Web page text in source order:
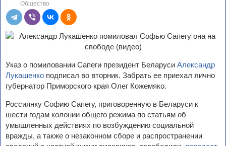
Общество
Указ о помиловании Сапеги президент Беларуси Александр
Лукашенко подписал во вторник. Забрать ее приехал лично
губернатор Приморского края Олег Кожемяко.
Россиянку Софию Сапегу, приговоренную в Беларуси к
шести годам колонии общего режима по статьям об
умышленных действиях по возбуждению социальной
вражды, а также о незаконном сборе и распространении